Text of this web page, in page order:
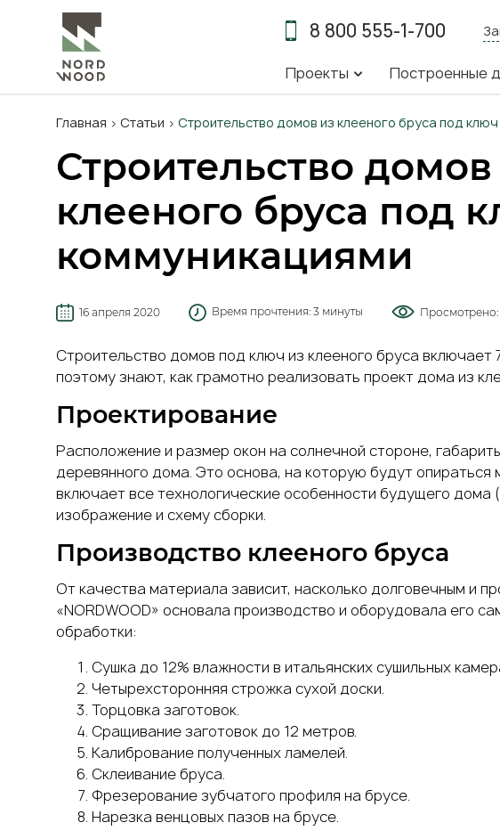
8 800 555-1-700
навигация
Проекты Построенные
Строка
навигации
Главная Статьи Строительство домов из клееного бруса под
Строительство домов
клееного бруса под
коммуникациями
16 апреля 2020 Время прочтения: 3 минуты Просмотрено:
Строительство домов под ключ из клееного бруса включает
поэтому знают, как грамотно реализовать проект дома из
Проектирование
Расположение и размер окон на солнечной стороне,
деревянного дома. Это основа, на которую будут опираться
включает все технологические особенности будущего
изображение и схему сборки.
Производство клееного бруса
От качества материала зависит, насколько долговечным и
«NORDWOOD» основала производство и оборудовала его
обработки:
Сушка до 12% влажности в итальянских сушильных
Четырехсторонняя строжка сухой доски.
Торцовка заготовок.
Сращивание заготовок до 12 метров.
Калибрование полученных ламелей.
Склеивание бруса.
Фрезерование зубчатого профиля на брусе.
Нарезка венцовых пазов на брусе.